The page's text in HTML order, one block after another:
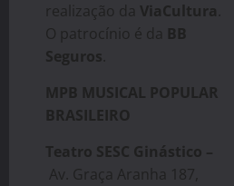
realização da ViaCultura
O patrocínio é da BB
Seguros
MPB MUSICAL POPULAR
BRASILEIRO
Teatro SESC Ginástico –
Av. Graça Aranha 187,